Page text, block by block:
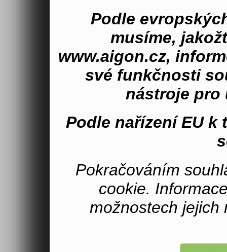
Podle
musíme,
www.aigon.cz,
své funkčnosti
nástroje pro
Podle nařízení EU k
Pokračováním
cookie.
možnostech jejich